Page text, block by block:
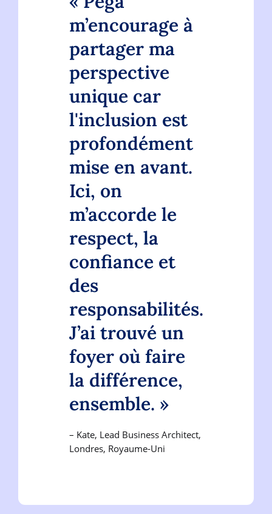
m’encourage à
partager ma
perspective
unique car
l'inclusion est
profondément
mise en avant.
Ici, on
m’accorde le
respect, la
confiance et
des
responsabilités.
J’ai trouvé un
foyer où faire
la différence,
ensemble. »
– Kate, Lead Business Architect,
Londres, Royaume-Uni